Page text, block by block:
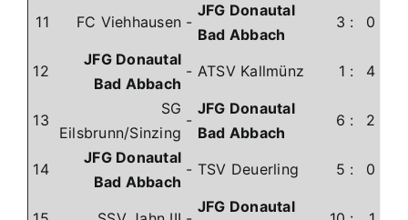
11 FC Viehhausen -
JFG Donautal
Bad Abbach
3 : 0
12
JFG Donautal
Bad Abbach
- ATSV Kallmünz 1 : 4
13
SG
Eilsbrunn/Sinzing
-
JFG Donautal
Bad Abbach
6 : 2
14
JFG Donautal
Bad Abbach
- TSV Deuerling 5 : 0
JFG Donautal